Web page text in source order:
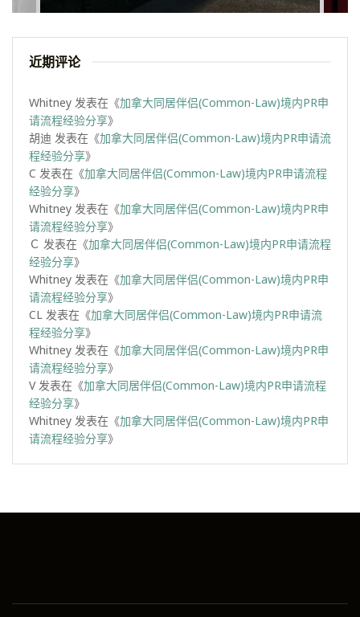
近期评论
Whitney 发表在《加拿大同居伴侣(Common-Law)境内PR申
请流程经验分享》
胡迪 发表在《加拿大同居伴侣(Common-Law)境内PR申请流
程经验分享》
C 发表在《加拿大同居伴侣(Common-Law)境内PR申请流程
经验分享》
Whitney 发表在《加拿大同居伴侣(Common-Law)境内PR申
请流程经验分享》
Ｃ 发表在《加拿大同居伴侣(Common-Law)境内PR申请流程
经验分享》
Whitney 发表在《加拿大同居伴侣(Common-Law)境内PR申
请流程经验分享》
CL 发表在《加拿大同居伴侣(Common-Law)境内PR申请流
程经验分享》
Whitney 发表在《加拿大同居伴侣(Common-Law)境内PR申
请流程经验分享》
V发表在《加拿大同居伴侣(Common-Law)境内PR申请流程
经验分享》
Whitney 发表在《加拿大同居伴侣(Common-Law)境内PR申
请流程经验分享》